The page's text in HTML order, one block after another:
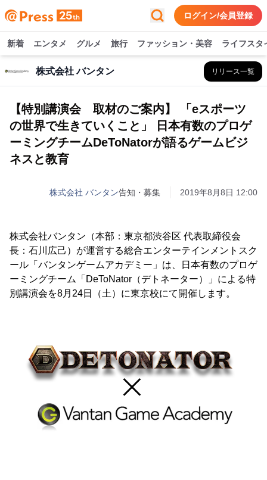
ログイン/会員登録
新着 エンタメ グルメ 旅行 ファッション・美容 ライフスタ
株式会社 バンタン リリース一覧
【特別講演会 取材のご案内】 「eスポーツ
の世界で生きていくこと」 日本有数のプロゲ
ーミングチームDeToNatorが語るゲームビジ
ネスと教育
株式会社 バンタン告知・募集 2019年8月8日 12:00
株式会社バンタン（本部：東京都渋谷区 代表取締役会
長：石川広己）が運営する総合エンターテインメントスク
ール「バンタンゲームアカデミー」は、日本有数のプロゲ
ーミングチーム「DeToNator（デトネーター）」による特
別講演会を8月24日（土）に東京校にて開催します。